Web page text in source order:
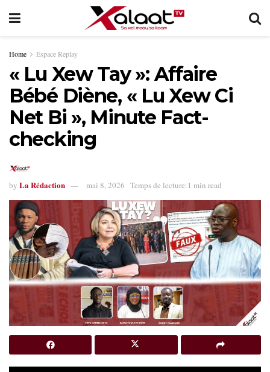
Home Espace Replay
« Lu Xew Tay »: Affaire
Bébé Diène, « Lu Xew Ci
Net Bi », Minute Fact-
checking
by La Rédaction mai 8, 2026 Temps de lecture:1 min read